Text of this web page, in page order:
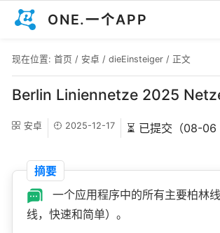
ONE.一个APP
现在位置: 首页 / 安卓 / dieEinsteiger / 正文
Berlin Liniennetze 2025
安卓 2025-12-17 ⏳ 已提交（08-06
摘要
一个应用程序中的所有主要柏林
线，快速和简单）。